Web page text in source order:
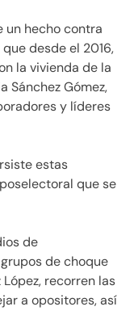
un hecho contra
desde el 2016,
la vivienda de la
Sánchez Gómez,
y líderes
estas
que se
de
de choque
recorren las
a opositores, así